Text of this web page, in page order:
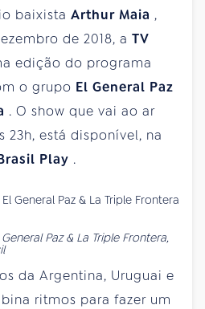
baixista Arthur Maia ,
de 2018, a TV
edição do programa
o grupo El General Paz
. O show que vai ao ar
23h, está disponível, na
Play .
Paz & La Triple Frontera,
da Argentina, Uruguai e
ritmos para fazer um